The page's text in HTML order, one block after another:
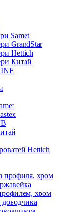
Samet
GrandStar
Hettich
Китай
Hettich
профиля, хром
хром